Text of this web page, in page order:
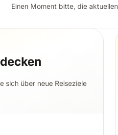
Einen Moment bitte, die
sich über neue Reiseziele